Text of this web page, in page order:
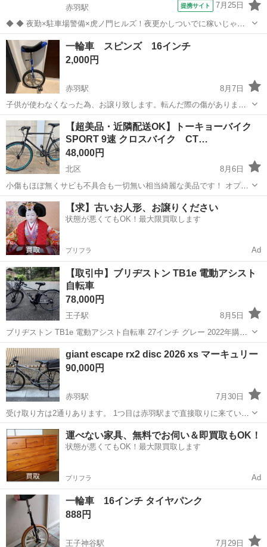
赤羽駅
提携サイト 7月25日
◆ ◆ 夜勤×駐車場警備×虎ノ門ヒルズ！夜更かしついでに稼いじゃお
う☆ 虎ノ門ヒルズステーションタワーの駐車場で 誘導・案内などのシ
ンプル業務をお任せ！ 夜勤ならではの高日給だから 少ない勤務日数で
も効率的に稼げます！ ...
東京 北区 赤羽駅 警備員
一輪車 スピンズ 16インチ
2,000円
赤羽駅
8月7日
子供が使わなくなった為、お譲り致します。転んだ際の傷があります
が、操作に影響はないかと思います。お子様の一輪車練習用にいかが
でしょうか？ ※引き取りに来ていただける方優先とさせて頂きます ど
うぞ宜しくお願い致します。
東京 北区 赤羽駅 一輪車 16インチ
【超美品・近隣配送OK】トーキョーバイク
SPORT 9速 クロスバイク CT…
48,000円
北区
8月6日
小傷もほぼ無くサビも不具合も一切無い相当綺麗な美品です！ オプシ
ョンのスタンド付きになります。 左右グリップ、チェーン、シフト
ワイヤー、左右ブレーキワイヤーは新品に交換、調整、オーバーホー
ル済みです！ フレームサイズ...
東京 北区 クロスバイク
【求】古いお人形、お譲りください
状態が悪くてもOK！最大限買取します
プリフラ Ad
【取引中】ブリヂストン TB1e 電動アシスト
自転車
78,000円
王子駅
8月5日
ブリヂストン TB1e 電動アシスト自転車 27インチ グレー 2022年購入
2022年4月購入。 不要になったため出品します。 走行・電動アシスト
ともに問題なく使用できます。 付属品 * 充電器 * 取扱説明書 * ...
東京 北区
giant escape rx2 disc 2026 xs マーキュリー
90,000円
赤羽駅
7月30日
受け取り方は2通りあります。 1つ目は赤羽駅まで直接取りに来ていた
だきます。 基本的にお渡しの場合は土日祝日を予定しています。 土日
祝日が難しい場合は平日は19時以降になると思います。 2つ目は赤羽
駅から片道約1時間であ...
東京 北区 赤羽駅 クロスバイク マーキュリー
運べない家具、無料でお伺い＆即買取もOK！
状態が悪くてもOK！最大限買取します
プリフラ Ad
一輪車 16インチ タイヤパンク
888円
王子神谷駅 7月29日